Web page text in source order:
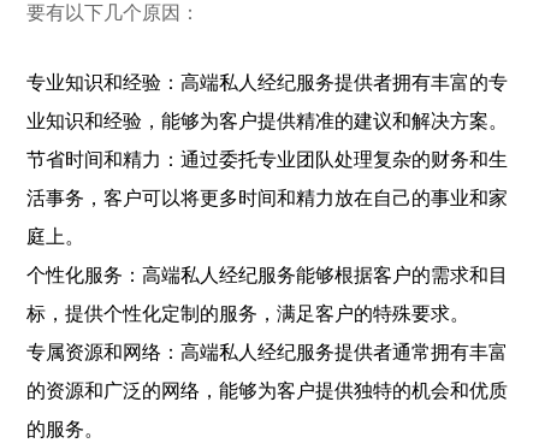
要有以下几个原因：
专业知识和经验：高端私人经纪服务提供者拥有丰富的专
业知识和经验，能够为客户提供精准的建议和解决方案。
节省时间和精力：通过委托专业团队处理复杂的财务和生
活事务，客户可以将更多时间和精力放在自己的事业和家
庭上。
个性化服务：高端私人经纪服务能够根据客户的需求和目
标，提供个性化定制的服务，满足客户的特殊要求。
专属资源和网络：高端私人经纪服务提供者通常拥有丰富
的资源和广泛的网络，能够为客户提供独特的机会和优质
的服务。